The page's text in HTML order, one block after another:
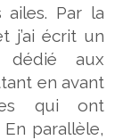
ailes. Par la
j’ai écrit un
dédié aux
en avant
qui ont
parallèle,